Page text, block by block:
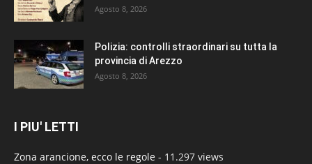
Agosto 8, 2026
Polizia: controlli straordinari su tutta la
provincia di Arezzo
Agosto 8, 2026
I PIU' LETTI
Zona arancione, ecco le regole - 11.297 views